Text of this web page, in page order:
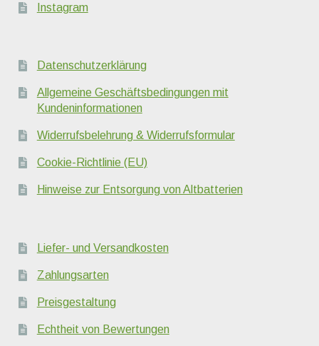
Instagram
Datenschutzerklärung
Allgemeine Geschäftsbedingungen mit
Kundeninformationen
Widerrufsbelehrung & Widerrufsformular
Cookie-Richtlinie (EU)
Hinweise zur Entsorgung von Altbatterien
Liefer- und Versandkosten
Zahlungsarten
Preisgestaltung
Echtheit von Bewertungen